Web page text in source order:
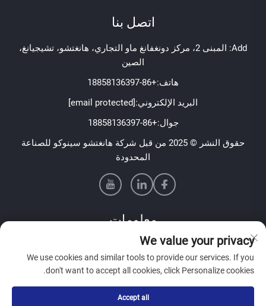
اتصل بنا
Add: المبنى 2، مركز دونغفانغ ماو التجاري، هانغتشو، تشيجيانغ،
الصين
هاتف:+86-18858136397
البريد الإلكتروني:[email protected]
جوال:+86-18858136397
حقوق النشر © 2025 من قبل شركة هانغتشو سينوكو للصناعة
المحدودة
معلومات
اشترك لتلقي نشرتنا الإخبارية الأسبوعية
We value your privacy
We use cookies and similar tools to provide our services. If you
don't want to accept all cookies, click Personalize cookies.
Accept all